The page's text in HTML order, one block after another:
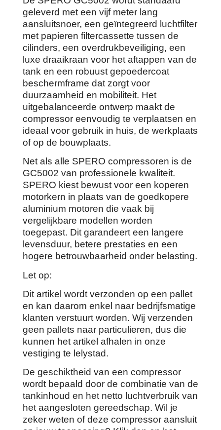
geleverd met een vijf meter lang
aansluitsnoer, een geïntegreerd luchtfilter
met papieren filtercassette tussen de
cilinders, een overdrukbeveiliging, een
luxe draaikraan voor het aftappen van de
tank en een robuust gepoedercoat
beschermframe dat zorgt voor
duurzaamheid en mobiliteit. Het
uitgebalanceerde ontwerp maakt de
compressor eenvoudig te verplaatsen en
ideaal voor gebruik in huis, de werkplaats
of op de bouwplaats.
Net als alle SPERO compressoren is de
GC5002 van professionele kwaliteit.
SPERO kiest bewust voor een koperen
motorkern in plaats van de goedkopere
aluminium motoren die vaak bij
vergelijkbare modellen worden
toegepast. Dit garandeert een langere
levensduur, betere prestaties en een
hogere betrouwbaarheid onder belasting.
Let op:
Dit artikel wordt verzonden op een pallet
en kan daarom enkel naar bedrijfsmatige
klanten verstuurt worden. Wij verzenden
geen pallets naar particulieren, dus die
kunnen het artikel afhalen in onze
vestiging te lelystad.
De geschiktheid van een compressor
wordt bepaald door de combinatie van de
tankinhoud en het netto luchtverbruik van
het aangesloten gereedschap. Wil je
zeker weten of deze compressor aansluit